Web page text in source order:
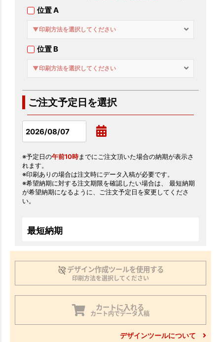
位置 A
▼印刷方法を選択してください
位置 B
▼印刷方法を選択してください
ご注文予定日を選択
※予定日の午前10時までにご注文頂いた場合の納期が表示さ
れます。
※印刷ありの場合は注文時にデータ入稿が必要です。
※希望納期に対する注文期限を確認したい場合は、 最短納期
が希望納期になるように、ご注文予定日を変更してくださ
い。
最短納期
デザイン作成ツールを使用する
印刷方法を選択してください
カートに入れる
カート内でデータ入稿
デザインツールについて